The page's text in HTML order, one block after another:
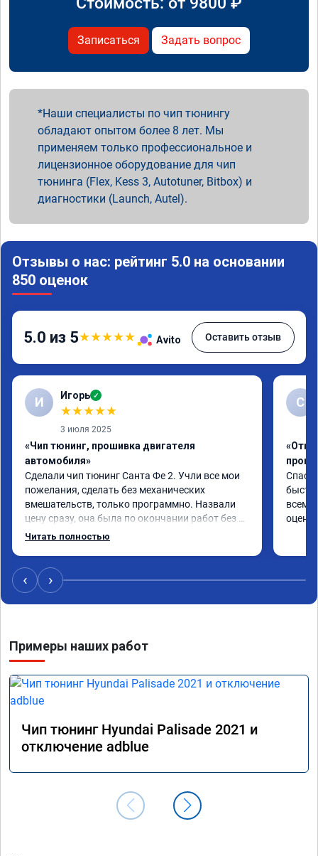
Записаться Задать вопрос
Наши специалисты по чип тюнингу
обладают опытом более 8 лет. Мы
применяем только профессиональное и
лицензионное оборудование для чип
тюнинга (Flex, Kess 3, Autotuner, Bitbox) и
диагностики (Launch, Autel).
Отзывы о нас: рейтинг 5.0 на основании
850 оценок
5.0 из 5★★★★★ Avito Оставить отзыв
И Игорь ✓
★★★★★
3 июля 2025
«Чип тюнинг, прошивка двигателя
автомобиля»
Сделали чип тюнинг Санта Фе 2. Учли все мои
пожелания, сделать без механических
вмешательств, только программно. Назвали
цену сразу, она была по окончании работ без
изменений. Александр профи своего дела,
и процветания сервису!!!
Читать полностью
С
всем
‹ ›
Примеры наших работ
Чип тюнинг Hyundai Palisade 2021 и
отключение adblue